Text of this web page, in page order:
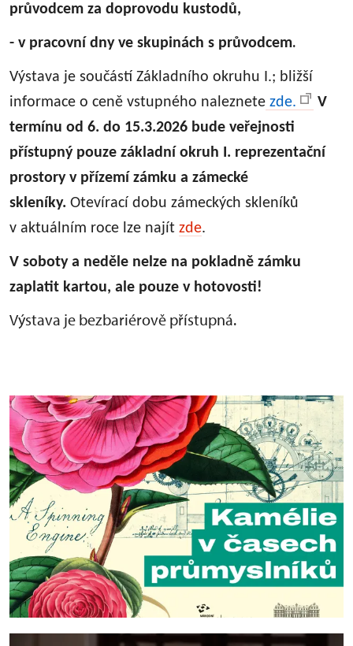
průvodcem za doprovodu kustodů,
- v pracovní dny ve skupinách s průvodcem.
Výstava je součástí Základního okruhu I.; bližší
informace o ceně vstupného naleznete zde.
V
termínu od 6. do 15.3.2026 bude veřejnosti
přístupný pouze základní okruh I. reprezentační
prostory v přízemí zámku a zámecké
skleníky. Otevírací dobu zámeckých skleníků
v aktuálním roce lze najít zde.
V soboty a neděle nelze na pokladně zámku
zaplatit kartou, ale pouze v hotovosti!
Výstava je bezbariérově přístupná.